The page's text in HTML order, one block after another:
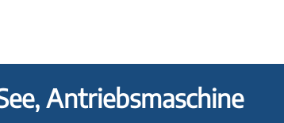
Antriebsmaschine